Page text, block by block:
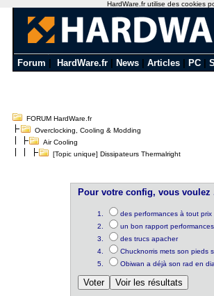
Forum HardWare.fr News Articles PC
FORUM HardWare.fr
Overclocking, Cooling & Modding
Air Cooling
[Topic unique] Dissipateurs Thermalright
Pour votre config, vous voulez
des performances à tout prix
un bon rapport
des trucs apacher
Chucknorris mets son pieds
Obiwan a déjà son rad en
HardWare.fr utilise des cookies